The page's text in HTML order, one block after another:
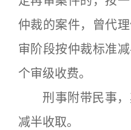
仲裁的案件，曾代
审阶段按仲裁标准
个审级收费。
刑事附带民事，
减半收取。